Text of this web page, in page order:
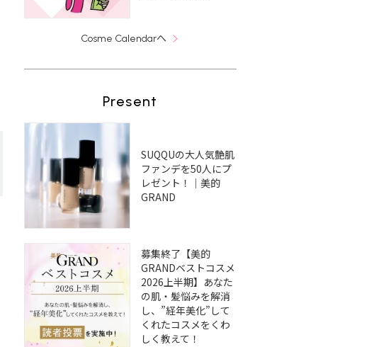
Cosme Calendarへ
Present
SUQQUの大人気艶肌
ファンデを50人にプ
レゼント！｜美的
GRAND
募集終了【美的
GRANDベストコスメ
2026上半期】あなた
の肌・髪悩みを解消
し、”経年美化”して
くれたコスメをくわ
しく教えて！